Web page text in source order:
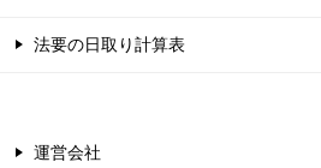
法要の日取り計算表
運営会社